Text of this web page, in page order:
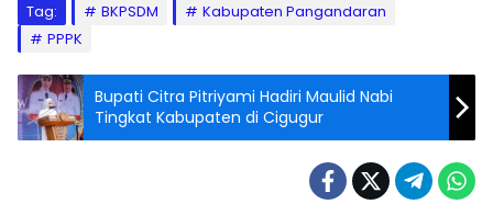
Tag: BKPSDM
Kabupaten Pangandaran
PPPK
Bupati Citra Pitriyami Hadiri Maulid Nabi
Tingkat Kabupaten di Cigugur